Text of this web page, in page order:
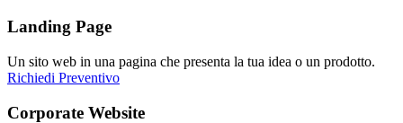
Landing Page
Un sito web in una pagina che presenta la tua idea o un prodotto.
Richiedi Preventivo
Corporate Website